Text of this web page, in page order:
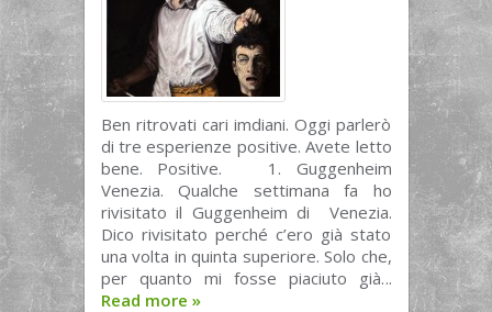
Ben ritrovati cari imdiani. Oggi parlerò
di tre esperienze positive. Avete letto
bene. Positive. 1. Guggenheim
Venezia. Qualche settimana fa ho
rivisitato il Guggenheim di Venezia.
Dico rivisitato perché c’ero già stato
una volta in quinta superiore. Solo che,
per quanto mi fosse piaciuto già...
Read more »